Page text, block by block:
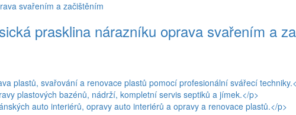
prasklina nárazníku oprava svařením a